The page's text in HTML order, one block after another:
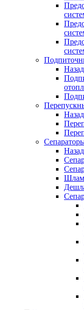
Назад
Назад
Назад